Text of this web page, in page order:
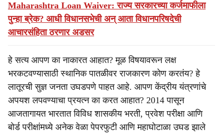
Maharashtra Loan Waiver: राज्य सरकारच्या कर्जमाफीला
पुन्हा ब्रेक? आधी विधानसभेची अन् आता विधानपरिषदेची
आचारसंहिता ठरणार अडसर
हे सत्य आपण का नाकारत आहात? मूळ विषयावरून लक्ष
भरकटवण्यासाठी स्थानिक पातळीवर राजकारण कोण करतंय? हे
लातूरची सुज्ञ जनता उघडपणे पाहत आहे. आपण केंद्रीय यंत्रणांचे
अपयश लपवण्याचा प्रयत्न का करत आहात? 2014 पासून
आजतागायत भारतात विविध शासकीय भरती, प्रवेश परीक्षा आणि
बोर्ड परीक्षांमध्ये अनेक वेळा पेपरफुटी आणि महाघोटाळा उघड झाले